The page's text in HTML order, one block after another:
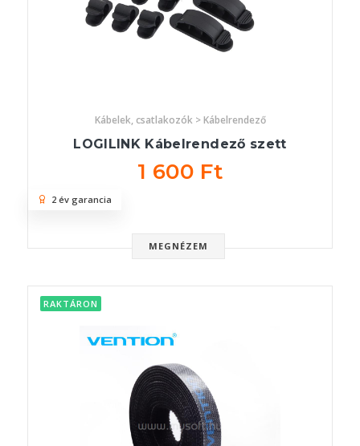
Kábelek, csatlakozók > Kábelrendező
LOGILINK Kábelrendező szett
1 600 Ft
MEGNÉZEM
2 év garancia
RAKTÁRON